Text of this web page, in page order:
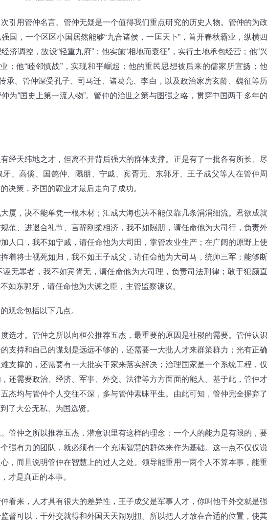
用管仲名言。管仲无疑是一个值得我们重点研究的历史人物。管仲的为政
国，一个区区小国居然能够“九合诸侯，一匡天下”，首开春秋霸业，纵横四
济调控，故设“轻重九府”；他实施“相地而衰征”，实行土地承包经营；他“兴
；他“睦邻慎战”，实现和平崛起；他的重民思想被后来的儒家所宣扬；他
承。管仲深受孔子、司马迁、诸葛亮、李白，以及政治家房玄龄、魏征等历
为“国史上第一流人物”。管仲的治世之策与图强之略，贯穿中国两千多年的
天纬地之才，但离不开背后强大的群体支撑。正是有了一批各有所长、尽
、高傒、国懿仲、隰朋、宁戚、宾胥无、东郭牙、王子成父等人在管仲周
决策，齐国的霸业才最后走向了成功。
，决不能单凭一根木材；汇成大海也决不能仅靠几条涓涓细流。君欲成就
范、进退合礼节、言辞刚柔相济，我不如隰朋，请任命他为大司行，负责外
人口，我不如宁戚，请任命他为大司田，掌管农业生产；在广阔的原野上使
着将士视死如归，我不如王子成父，请任命他为大司马，统帅三军；能够断
无罪者，我不如宾胥无，请任命他为大司理，负责司法刑律；敢于犯颜直
如东郭牙，请任命他为大谏之臣，主管监察谏议。
念包括以下几点。
才。管仲之所以向桓公推荐五杰，最重要的原因是社稷的需要。管仲认识
支持和自己的谋划是远远不够的，还需要一大批人才来群策群力；光有正确
支撑的，还需要有一大批实干家来落实解决；治理国家是一个系统工程，仅
还需要政治、经济、军事、外交、法律等方方面面的能人。基于此，管仲才
杰均与管仲个人交往不深，多与管仲素昧平生。由此可知，管仲完全摒弃了
了大公无私、为国选贤。
仲之所以推荐五杰，潜意识里有这样的理念：一个人的能力是有限的，要
强有力的团队，就必须有一个充满智慧的群体来作为基础。这一点不仅仅说
，而且说明管仲在智慧上的过人之处。领导能重用一两个人不算本事，能重
才是真正的本事。
来，人才具有很大的差异性，王子成父是军事人才，你叫他干外交就是强
督可以，干外交就得和外国天天闹别扭。所以把人才放在合适的位置，使其